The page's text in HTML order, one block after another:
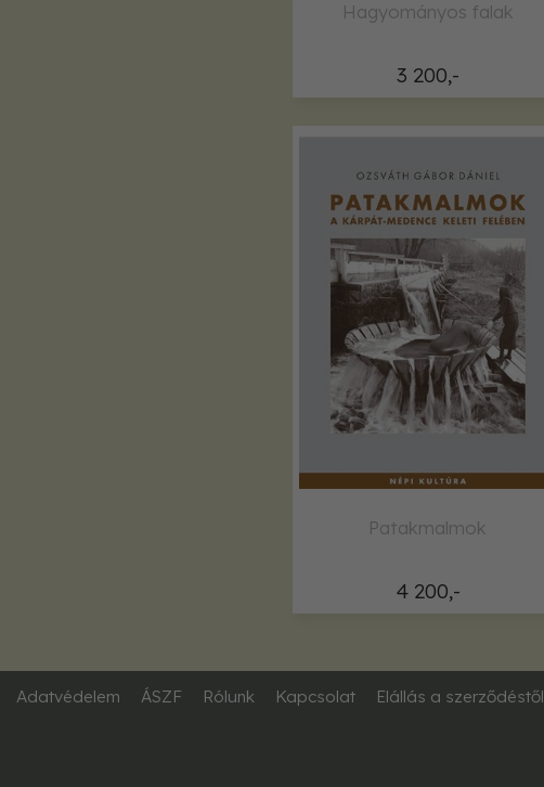
3 200,-
Hagyományos falak
4 200,-
Patakmalmok
Adatvédelem ÁSZF Rólunk Kapcsolat Elállás a szerződéstől